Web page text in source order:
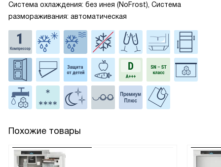
Система охлаждения: без инея (NoFrost), Система
размораживания: автоматическая
Похожие товары